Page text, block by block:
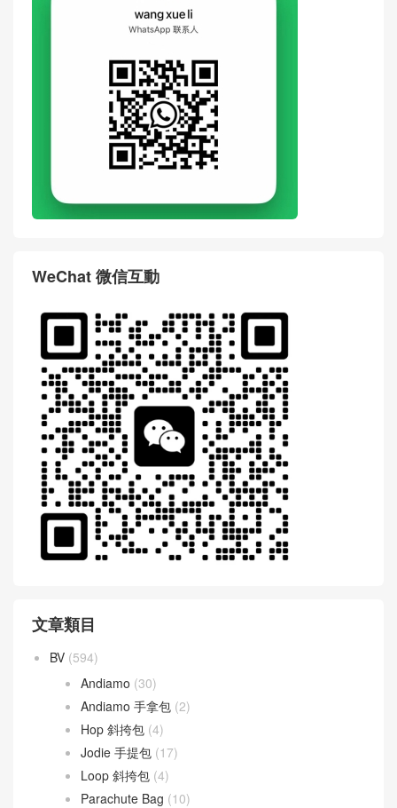
WeChat 微信互動
文章類目
BV (594)
Andiamo (30)
Andiamo 手拿包 (2)
Hop 斜挎包 (4)
Jodie 手提包 (17)
Loop 斜挎包 (4)
Parachute Bag (10)